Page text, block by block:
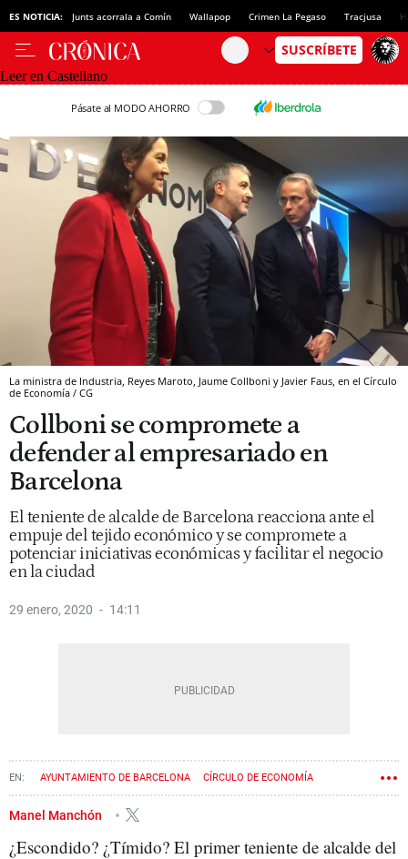
ES NOTICIA: Junts acorrala a Comín Wallapop Crimen La Pegaso Tracjusa
Leer en Castellano
Pásate al MODO AHORRO
La ministra de Industria, Reyes Maroto, Jaume Collboni y Javier Faus, en el Círculo
de Economía / CG
Collboni se compromete a
defender al empresariado en
Barcelona
El teniente de alcalde de Barcelona reacciona ante el
empuje del tejido económico y se compromete a
potenciar iniciativas económicas y facilitar el negocio
en la ciudad
29 enero, 2020 14:11
AYUNTAMIENTO DE BARCELONA CÍRCULO DE ECONOMÍA
FOMENT DEL TREBALL JAUME COLLBONI
JOSEP SÁNCHEZ LLIBRE
Manel Manchón
¿Escondido? ¿Tímido? El primer teniente de alcalde del